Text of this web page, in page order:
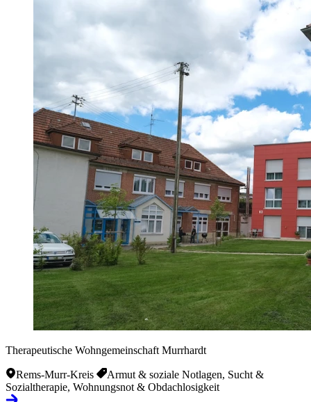
Therapeutische Wohngemeinschaft Murrhardt
Rems-Murr-Kreis
Armut & soziale Notlagen, Sucht &
Sozialtherapie, Wohnungsnot & Obdachlosigkeit